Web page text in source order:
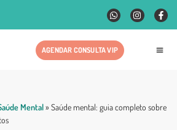
AGENDAR CONSULTA VIP
Mental» Saúde mental: guia completo sobre